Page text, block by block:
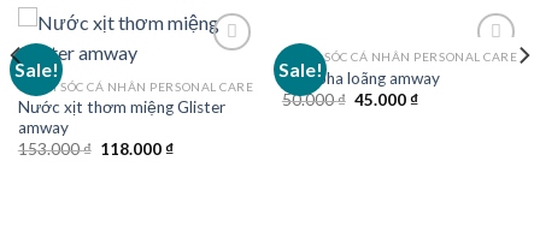
Sale!
CHĂM SÓC CÁ NHÂN PERSONAL CARE
Nước xịt thơm miệng Glister
amway
153.000₫ Original
118.000₫Current
Sale!
CHĂM SÓC CÁ NHÂN PERSONAL CARE
Bình pha loãng amway
50.000₫ Original
45.000₫Current